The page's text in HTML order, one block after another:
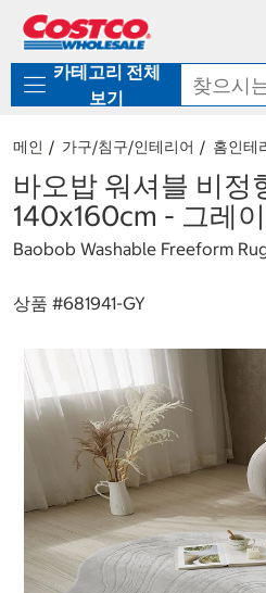
로
기
가
카테고리 전체
보기
메인 가구/침구/인테리어 홈인테
바오밥 워셔블 비정
140x160cm - 그레이
Baobob Washable Freeform
상품 #681941-GY